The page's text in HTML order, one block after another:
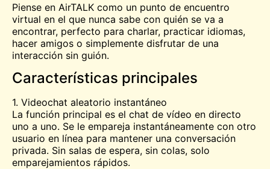
Piense en AirTALK como un punto de encuentro
virtual en el que nunca sabe con quién se va a
encontrar, perfecto para charlar, practicar idiomas,
hacer amigos o simplemente disfrutar de una
interacción sin guión.
Características principales
1. Videochat aleatorio instantáneo
La función principal es el chat de vídeo en directo
uno a uno. Se le empareja instantáneamente con otro
usuario en línea para mantener una conversación
privada. Sin salas de espera, sin colas, solo
emparejamientos rápidos.